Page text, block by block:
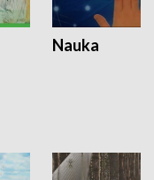
Nauka